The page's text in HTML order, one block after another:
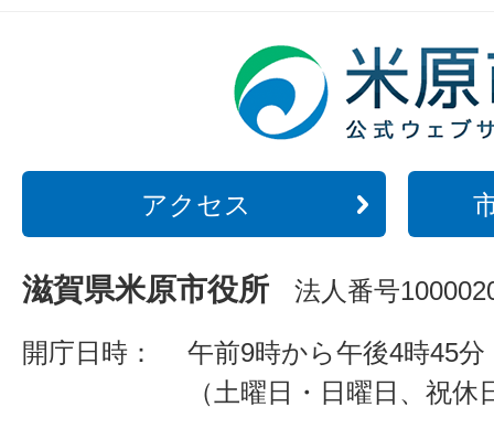
アクセス
滋賀県米原市役所 法人番号
開庁日時：
午前9時から午後4時45分
（土曜日・日曜日、祝